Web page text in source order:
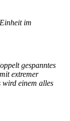
im
gespanntes
extremer
wird einem alles